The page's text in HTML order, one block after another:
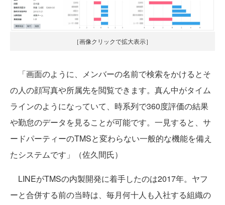
［画像クリックで拡大表示］
「画面のように、メンバーの名前で検索をかけるとそ
の人の顔写真や所属先を閲覧できます。真ん中がタイム
ラインのようになっていて、時系列で360度評価の結果
や勤怠のデータを見ることが可能です。一見すると、サ
ードパーティーのTMSと変わらない一般的な機能を備え
たシステムです」（佐久間氏）
LINEがTMSの内製開発に着手したのは2017年。ヤフ
ーと合併する前の当時は、毎月何十人も入社する組織の